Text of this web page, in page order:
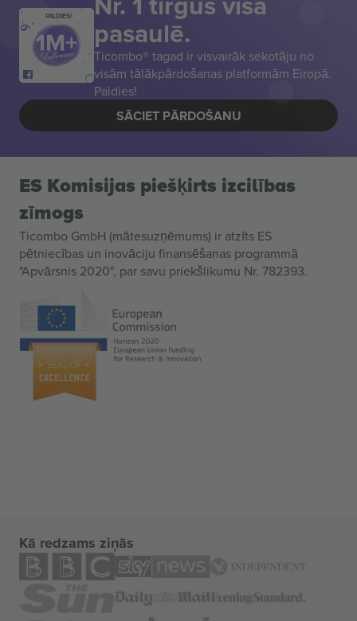
PALDIES! pasaulē.
Ticombo® tagad ir visvairāk sekotāju no
visām tālākpārdošanas platformām Eiropā.
Paldies!
SĀCIET PĀRDOŠANU
ES Komisijas piešķirts izcilības
zīmogs
Ticombo GmbH (mātesuzņēmums) ir atzīts ES
pētniecības un inovāciju finansēšanas programmā
"Apvārsnis 2020", par savu priekšlikumu Nr. 782393.
Kā redzams ziņās